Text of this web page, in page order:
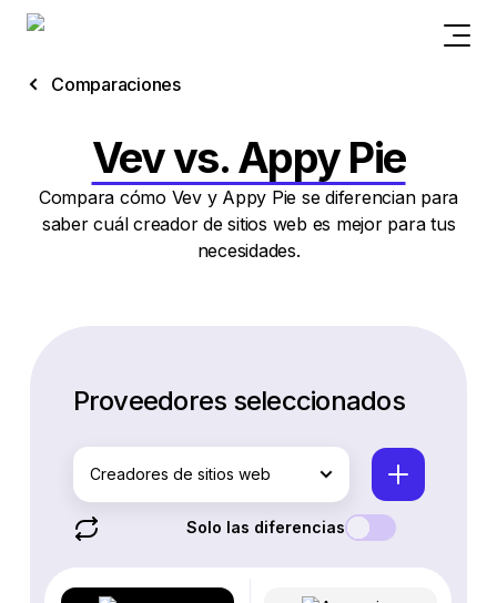
Comparaciones
Vev vs. Appy Pie
Compara cómo Vev y Appy Pie se diferencian para
saber cuál creador de sitios web es mejor para tus
necesidades.
Proveedores seleccionados
Creadores de sitios web
Solo las diferencias